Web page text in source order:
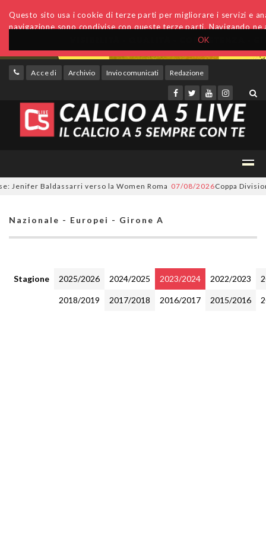
OK
Questo sito usa i cookie di terze parti per migliorare i servizi e
navigazione sono condivise con queste terze parti. Navigando
Accedi Archivio Invio comunicati Redazione
Baldassarri verso la Women Roma 07/08/2026 Coppa
Nazionale - Europei - Girone A
Stagione 2025/2026 2024/2025 2023/2024 2022/2023
2018/2019 2017/2018 2016/2017 2015/2016